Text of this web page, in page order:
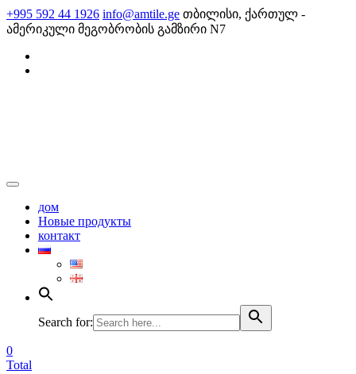
Skip
to
content
+995 592 44 1926 info@amtile.ge თბილისი, ქართულ -
ამერიკული მეგობრობის გამზირი N7
дом
Новые продукты
контакт
Search for:
0
Total